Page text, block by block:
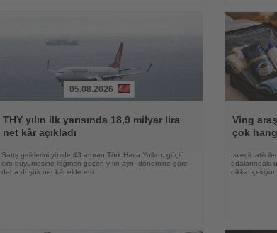
Oku
05.08.2026
THY yılın ilk yarısında 18,9 milyar lira
net kâr açıkladı
Satış gelirlerini yüzde 43 artıran Türk Hava Yolları, güçlü
ciro büyümesine rağmen geçen yılın aynı dönemine göre
daha düşük net kâr elde etti
Oku
Ving
çok
İsveçli
odalarındaki
dikkat çekiyor